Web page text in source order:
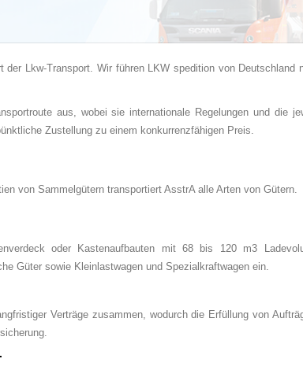
der Lkw-Transport. Wir führen LKW spedition von Deutschland
aus, wobei sie internationale Regelungen und die
Zustellung zu einem konkurrenzfähigen Preis.
von Sammelgütern transportiert AsstrA alle Arten von Gütern.
oder Kastenaufbauten mit 68 bis 120 m3
Güter sowie Kleinlastwagen und Spezialkraftwagen ein.
Verträge zusammen, wodurch die Erfüllung von